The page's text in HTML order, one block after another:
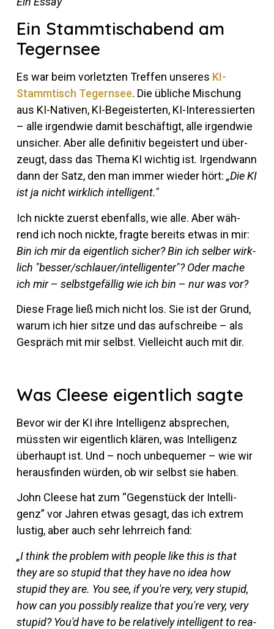
Ein Stammtischabend am
Tegernsee
Es war beim vor­letzten Treffen un­seres KI-
Stamm­tisch Te­gernsee. Die üb­liche Mi­schung
aus KI-Na­tiven, KI-Be­geis­terten, KI-In­ter­es­sierten
– alle ir­gendwie damit be­schäf­tigt, alle ir­gendwie
un­si­cher. Aber alle de­fi­nitiv be­geis­tert und über­
zeugt, dass das Thema KI wichtig ist. Ir­gend­wann
dann der Satz, den man immer wieder hört:„Die KI
ist ja nicht wirk­lich intelligent."
Ich nickte zu­erst eben­falls, wie alle. Aber wäh­
rend ich noch nickte, fragte be­reits etwas in mir:
Bin ich mir da ei­gent­lich si­cher? Bin ich selber wirk­
lich "besser/schlauer/intelligenter"? Oder mache
ich mir–selbst­ge­fällig wie ich bin –nur was vor?
Diese Frage ließ mich nicht los. Sie ist der Grund,
warum ich hier sitze und das auf­schreibe – als
Ge­spräch mit mir selbst. Viel­leicht auch mit dir.
Was Cleese eigentlich sagte
Bevor wir der KI ihre In­tel­li­genz ab­spre­chen,
müssten wir ei­gent­lich klären, was In­tel­li­genz
über­haupt ist. Und – noch un­be­quemer – wie wir
her­aus­finden würden, ob wir selbst sie haben.
John Cleese hat zum “Ge­gen­stück der In­tel­li­
genz” vor Jahren etwas ge­sagt, das ich ex­trem
lustig, aber auch sehr lehr­reich fand:
„I think the pro­blem with people like this is that
they are so stupid that they have no idea how
stupid they are. You see, if you're very, very stupid,
how can you pos­sibly rea­lize that you're very, very
stupid? You'd have to be re­la­tively in­tel­li­gent to rea­